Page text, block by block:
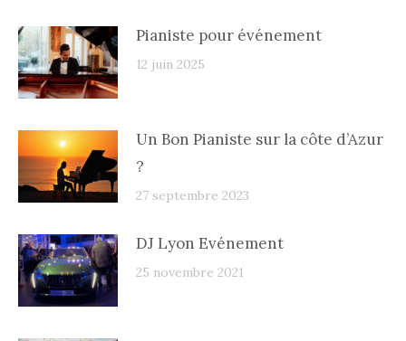
Pianiste pour événement
12 juin 2025
Un Bon Pianiste sur la côte d’Azur
?
27 septembre 2023
DJ Lyon Evénement
25 novembre 2021